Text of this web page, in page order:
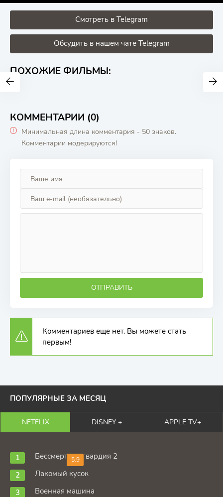
Смотреть в Telegram
Обсудить в нашем чате Telegram
ПОХОЖИЕ ФИЛЬМЫ:
КОММЕНТАРИИ (0)
Минимальная длина комментария - 50 знаков.
Комментарии модерируются!
ОТПРАВИТЬ
Комментариев еще нет. Вы можете стать
первым!
ПОПУЛЯРНЫЕ ЗА МЕСЯЦ
NETFLIX DISNEY + APPLE TV+
5.9
Бессмертная гвардия 2
Лакомый кусок
Военная машина